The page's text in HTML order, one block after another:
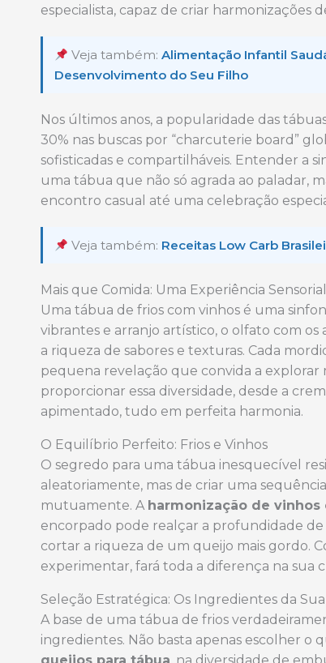
especialista, capaz de criar harmonizações
Veja também:Alimentação Infantil
Desenvolvimento do Seu Filho
Nos últimos anos, a popularidade das
30% nas buscas por “charcuterie board”
sofisticadas e compartilháveis. Entender a
uma tábua que não só agrada ao paladar,
encontro casual até uma celebração
Veja também: Receitas Low Carb
Mais que Comida: Uma Experiência Sensorial
Uma tábua de frios com vinhos é uma
vibrantes e arranjo artístico, o olfato com
a riqueza de sabores e texturas. Cada
pequena revelação que convida a explorar
proporcionar essa diversidade, desde a
apimentado, tudo em perfeita harmonia.
O Equilíbrio Perfeito: Frios e Vinhos
O segredo para uma tábua inesquecível
aleatoriamente, mas de criar uma
mutuamente. A harmonização de vinhos
encorpado pode realçar a profundidade
cortar a riqueza de um queijo mais gordo.
experimentar, fará toda a diferença na sua
Seleção Estratégica: Os Ingredientes da
A base de uma tábua de frios
ingredientes. Não basta apenas escolher o